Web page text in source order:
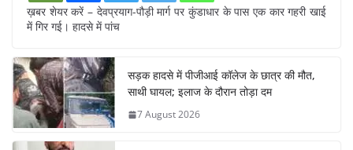
ख़बर शेयर करें – देवप्रयाग-पौड़ी मार्ग पर कुंडाधार के पास एक कार गहरी खाई
में गिर गई। हादसे में पांच
सड़क हादसे में पीजीआई कॉलेज के छात्र की मौत,
साथी घायल; इलाज के दौरान तोड़ा दम
7 August 2026